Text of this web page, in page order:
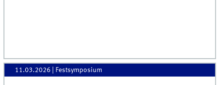
11.03.2026 | Festsymposium